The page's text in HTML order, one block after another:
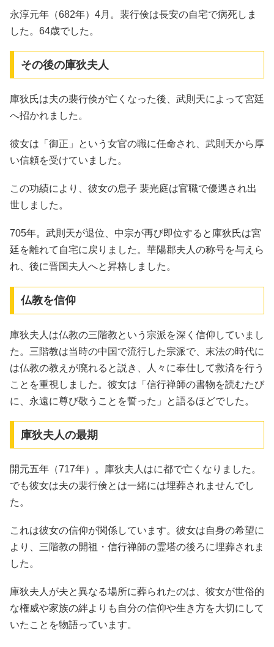
永淳元年（682年）4月。裴行倹は長安の自宅で病死しま
した。64歳でした。
その後の庫狄夫人
庫狄氏は夫の裴行倹が亡くなった後、武則天によって宮廷
へ招かれました。
彼女は「御正」という女官の職に任命され、武則天から厚
い信頼を受けていました。
この功績により、彼女の息子 裴光庭は官職で優遇され出
世しました。
705年。武則天が退位、中宗が再び即位すると庫狄氏は宮
廷を離れて自宅に戻りました。華陽郡夫人の称号を与えら
れ、後に晋国夫人へと昇格しました。
仏教を信仰
庫狄夫人は仏教の三階教という宗派を深く信仰していまし
た。三階教は当時の中国で流行した宗派で、末法の時代に
は仏教の教えが廃れると説き、人々に奉仕して救済を行う
ことを重視しました。彼女は「信行禅師の書物を読むたび
に、永遠に尊び敬うことを誓った」と語るほどでした。
庫狄夫人の最期
開元五年（717年）。庫狄夫人はに都で亡くなりました。
でも彼女は夫の裴行倹とは一緒には埋葬されませんでし
た。
これは彼女の信仰が関係しています。彼女は自身の希望に
より、三階教の開祖・信行禅師の霊塔の後ろに埋葬されま
した。
庫狄夫人が夫と異なる場所に葬られたのは、彼女が世俗的
な権威や家族の絆よりも自分の信仰や生き方を大切にして
いたことを物語っています。